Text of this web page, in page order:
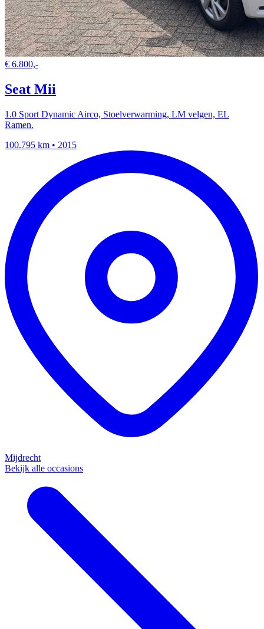
€ 6.800,-
Seat Mii
1.0 Sport Dynamic Airco, Stoelverwarming, LM velgen, EL
Ramen.
100.795 km • 2015
Mijdrecht
Bekijk alle occasions